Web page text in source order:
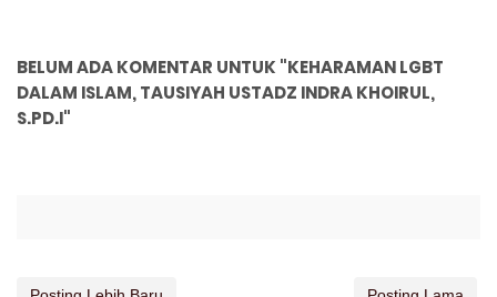
BELUM ADA KOMENTAR UNTUK "KEHARAMAN LGBT
DALAM ISLAM, TAUSIYAH USTADZ INDRA KHOIRUL,
S.PD.I"